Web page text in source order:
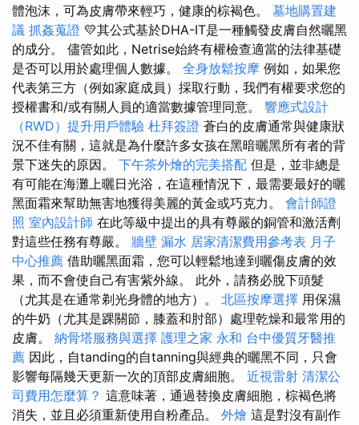
體泡沫，可為皮膚帶來輕巧，健康的棕褐色。 墓地購置建
議 抓姦蒐證 💛其公式基於DHA-IT是一種觸發皮膚自然曬黑
的成分。 儘管如此，Netrise始終有權檢查適當的法律基礎
是否可以用於處理個人數據。 全身放鬆按摩 例如，如果您
代表第三方（例如家庭成員）採取行動，我們有權要求您的
授權書和/或有關人員的適當數據管理同意。 響應式設計
（RWD）提升用戶體驗 杜拜簽證 蒼白的皮膚通常與健康狀
況不佳有關，這就是為什麼許多女孩在黑暗曬黑所有者的背
景下迷失的原因。 下午茶外燴的完美搭配 但是，並非總是
有可能在海灘上曬日光浴，在這種情況下，最需要最好的曬
黑面霜來幫助無害地獲得美麗的黃金或巧克力。 會計師證
照 室內設計師 在此等級中提出的具有尊嚴的銅管和激活劑
對這些任務有尊嚴。 牆壁 漏水 居家清潔費用參考表 月子
中心推薦 借助曬黑面霜，您可以輕鬆地達到曬傷皮膚的效
果，而不會使自己有害紫外線。 此外，請務必脫下頭髮
（尤其是在通常剃光身體的地方）。 北區按摩選擇 用保濕
的牛奶（尤其是踝關節，膝蓋和肘部）處理乾燥和最常用的
皮膚。 納骨塔服務與選擇 護理之家 永和 台中優質牙醫推
薦 因此，自tanding的自tanning與經典的曬黑不同，只會
影響每隔幾天更新一次的頂部皮膚細胞。 近視雷射 清潔公
司費用怎麼算？ 這意味著，通過替換皮膚細胞，棕褐色將
消失，並且必須重新使用自粉產品。 外燴 這是對沒有副作